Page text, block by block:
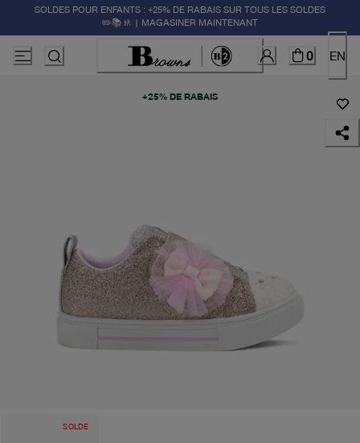
SOLDES POUR ENFANTS : +25% DE RABAIS SUR TOUS LES SOLDES
✏️📚🚸 | MAGASINER MAINTENANT
0 EN
+25% DE RABAIS
SOLDE